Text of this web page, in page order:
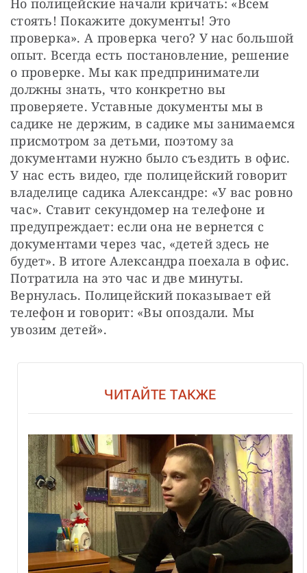
Но полицейские начали кричать: «Всем
стоять! Покажите документы! Это
проверка». А проверка чего? У нас большой
опыт. Всегда есть постановление, решение
о проверке. Мы как предприниматели
должны знать, что конкретно вы
проверяете. Уставные документы мы в
садике не держим, в садике мы занимаемся
присмотром за детьми, поэтому за
документами нужно было съездить в офис.
У нас есть видео, где полицейский говорит
владелице садика Александре: «У вас ровно
час». Ставит секундомер на телефоне и
предупреждает: если она не вернется с
документами через час, «детей здесь не
будет». В итоге Александра поехала в офис.
Потратила на это час и две минуты.
Вернулась. Полицейский показывает ей
телефон и говорит: «Вы опоздали. Мы
увозим детей».
ЧИТАЙТЕ ТАКЖЕ